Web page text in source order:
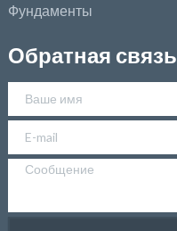
Фундаменты
Обратная связь